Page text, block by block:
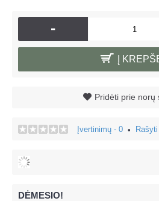
-
Į
Pridėti prie norų
Įvertinimų - 0 •
DĖMESIO!